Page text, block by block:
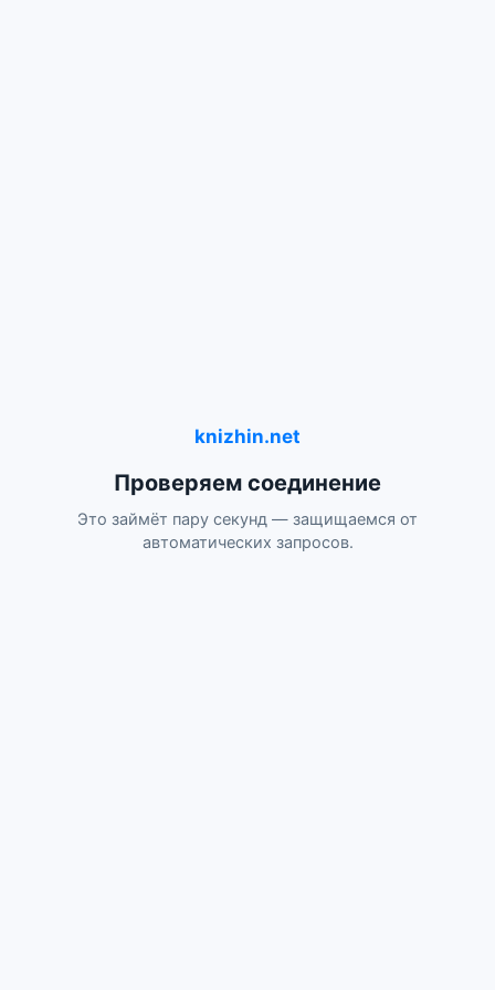
knizhin.net
Проверяем соединение
Это займёт пару секунд — защищаемся от
автоматических запросов.